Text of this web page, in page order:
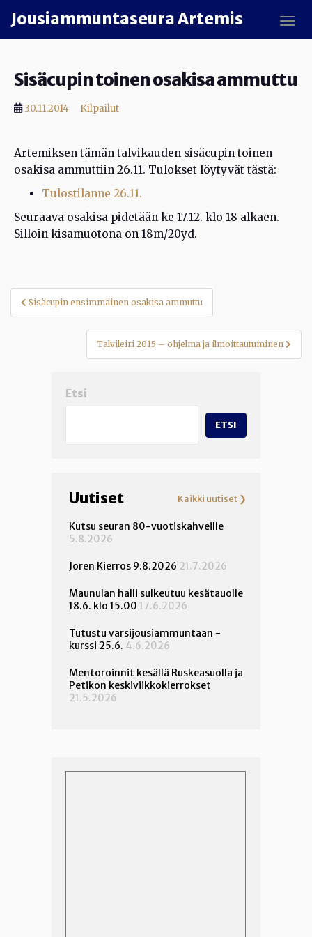
Jousiammuntaseura Artemis
Sisäcupin toinen osakisa ammuttu
30.11.2014 Kilpailut
Artemiksen tämän talvikauden sisäcupin toinen
osakisa ammuttiin 26.11. Tulokset löytyvät tästä:
Tulostilanne 26.11.
Seuraava osakisa pidetään ke 17.12. klo 18 alkaen.
Silloin kisamuotona on 18m/20yd.
Artikkelien
selaus
Sisäcupin ensimmäinen osakisa ammuttu
Talvileiri 2015 – ohjelma ja ilmoittautuminen
Etsi
ETSI
Uutiset Kaikki uutiset ❯
Kutsu seuran 80-vuotiskahveille
5.8.2026
Joren Kierros 9.8.2026 21.7.2026
Maunulan halli sulkeutuu kesätauolle
18.6. klo 15.00 17.6.2026
Tutustu varsijousiammuntaan -
kurssi 25.6. 4.6.2026
Mentoroinnit kesällä Ruskeasuolla ja
Petikon keskiviikkokierrokset
21.5.2026